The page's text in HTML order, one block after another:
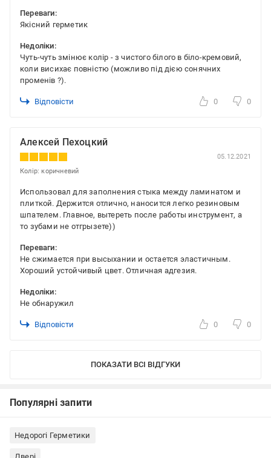
Переваги:
Якісний герметик
Недоліки:
Чуть-чуть змінює колір - з чистого білого в біло-кремовий,
коли висихає повністю (можливо під дією сонячних
променів ?).
Відповісти 0 0
Алексей Пехоцкий
05.12.2021
Колір: коричневий
Использовал для заполнения стыка между ламинатом и
плиткой. Держится отлично, наносится легко резиновым
шпателем. Главное, вытереть после работы инструмент, а
то зубами не отгрызете))
Переваги:
Не сжимается при высыхании и остается эластичным.
Хороший устойчивый цвет. Отличная адгезия.
Недоліки:
Не обнаружил
Відповісти 0 0
ПОКАЗАТИ ВСІ ВІДГУКИ
Популярні запити
Недорогі Герметики